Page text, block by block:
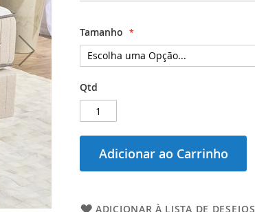
Tamanho
Qtd
Adicionar ao Carrinho
ADICIONAR À LISTA DE DESEJOS